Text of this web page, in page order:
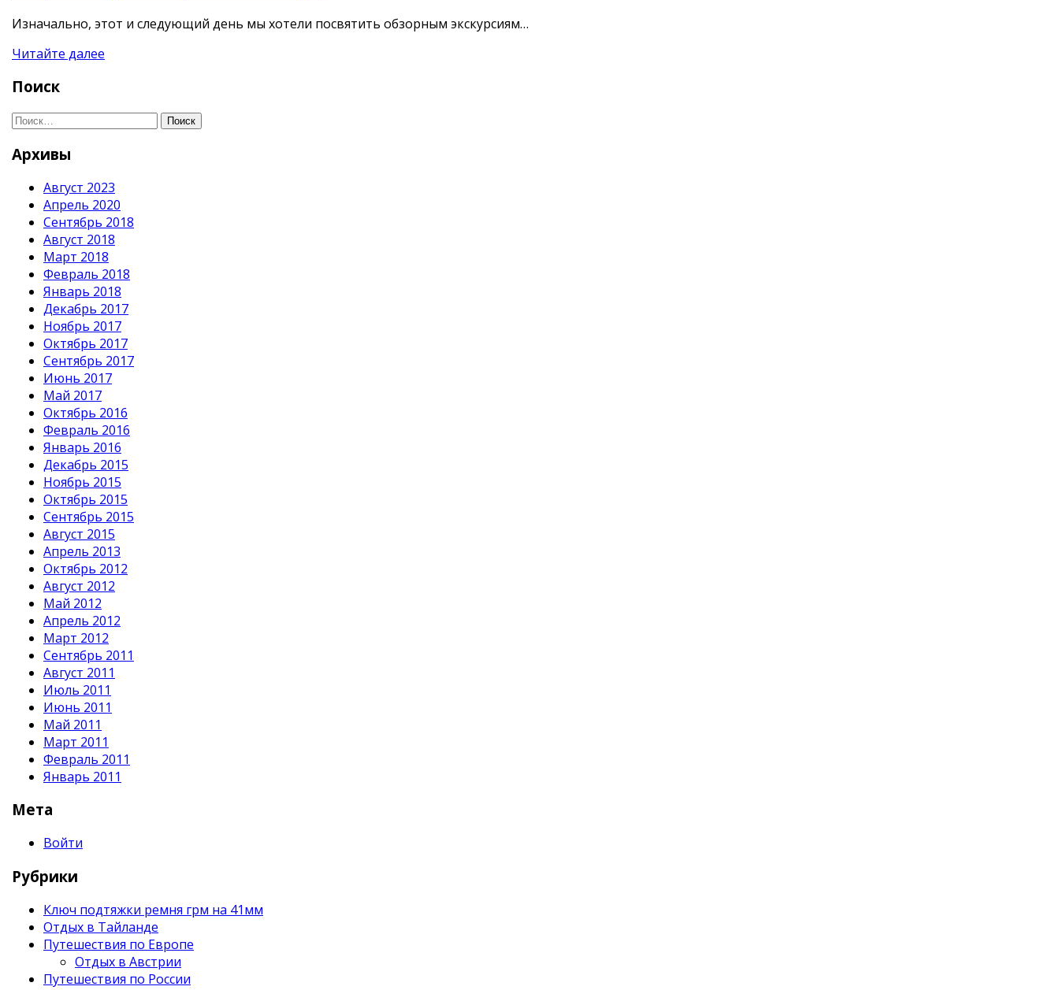
Изначально, этот и следующий день мы хотели посвятить обзорным экскурсиям…
Читайте далее
Поиск
Поиск
Архивы
Август 2023
Апрель 2020
Сентябрь 2018
Август 2018
Март 2018
Февраль 2018
Январь 2018
Декабрь 2017
Ноябрь 2017
Октябрь 2017
Сентябрь 2017
Июнь 2017
Май 2017
Октябрь 2016
Февраль 2016
Январь 2016
Декабрь 2015
Ноябрь 2015
Октябрь 2015
Сентябрь 2015
Август 2015
Апрель 2013
Октябрь 2012
Август 2012
Май 2012
Апрель 2012
Март 2012
Сентябрь 2011
Август 2011
Июль 2011
Июнь 2011
Май 2011
Март 2011
Февраль 2011
Январь 2011
Мета
Войти
Рубрики
Ключ подтяжки ремня грм на 41мм
Отдых в Тайланде
Путешествия по Европе
Отдых в Австрии
Путешествия по России